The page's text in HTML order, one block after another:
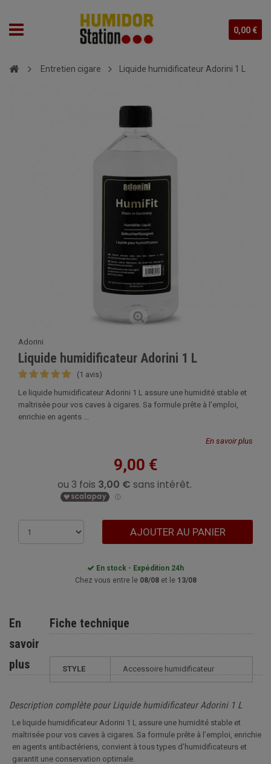
0,00 €
Entretien cigare Liquide humidificateur Adorini 1 L
Adorini
Liquide humidificateur Adorini 1 L
(1 avis)
Le liquide humidificateur Adorini 1 L assure une humidité stable et
maîtrisée pour vos caves à cigares. Sa formule prête à l’emploi,
enrichie en agents ...
En savoir plus
9,00 €
AJOUTER AU PANIER
En stock - Expédition 24h
Chez vous entre le 08/08et le 13/08
Fiche technique
STYLE accessoire humidificateur
En
savoir
plus
Description complète pour Liquide humidificateur Adorini 1 L
Le liquide humidificateur Adorini 1 L assure une humidité stable et
maîtrisée pour vos caves à cigares. Sa formule prête à l’emploi, enrichie
en agents antibactériens, convient à tous types d’humidificateurs et
garantit une conservation optimale.